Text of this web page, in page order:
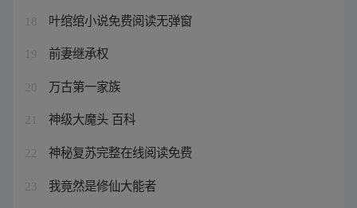
18 叶绾绾小说免费阅读无弹窗
19 前妻继承权
20 万古第一家族
21 神级大魔头 百科
22 神秘复苏完整在线阅读免费
23 我竟然是修仙大能者